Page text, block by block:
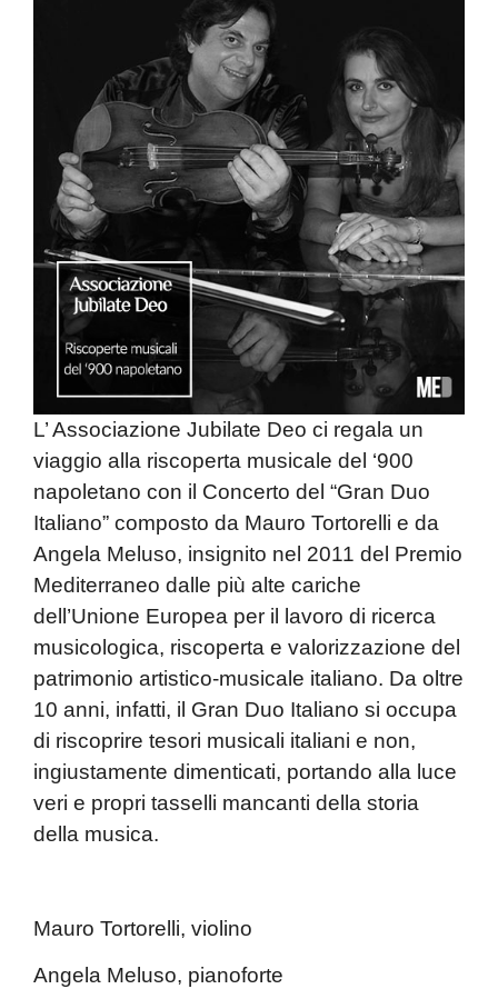
L’ Associazione Jubilate Deo ci regala un
viaggio alla riscoperta musicale del ‘900
napoletano con il Concerto del “Gran Duo
Italiano” composto da Mauro Tortorelli e da
Angela Meluso, insignito nel 2011 del Premio
Mediterraneo dalle più alte cariche
dell’Unione Europea per il lavoro di ricerca
musicologica, riscoperta e valorizzazione del
patrimonio artistico-musicale italiano. Da oltre
10 anni, infatti, il Gran Duo Italiano si occupa
di riscoprire tesori musicali italiani e non,
ingiustamente dimenticati, portando alla luce
veri e propri tasselli mancanti della storia
della musica.
Mauro Tortorelli, violino
Angela Meluso, pianoforte